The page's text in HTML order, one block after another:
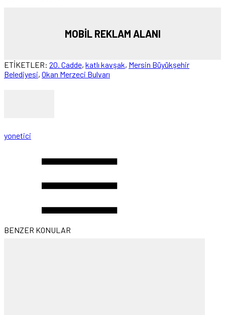
MOBİL REKLAM ALANI
ETİKETLER: 20. Cadde, katlı kavşak, Mersin Büyükşehir
Belediyesi, Okan Merzeci Bulvarı
yonetici
BENZER KONULAR